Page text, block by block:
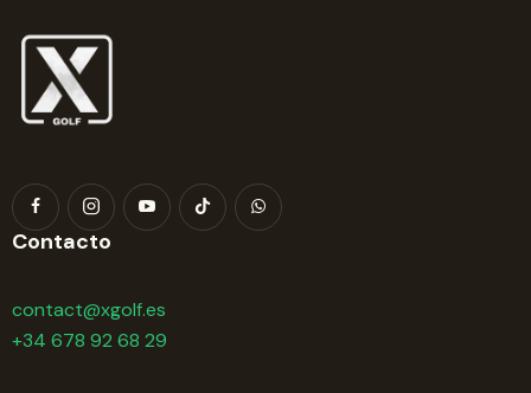
Contacto
contact@xgolf.es
+34 678 92 68 29